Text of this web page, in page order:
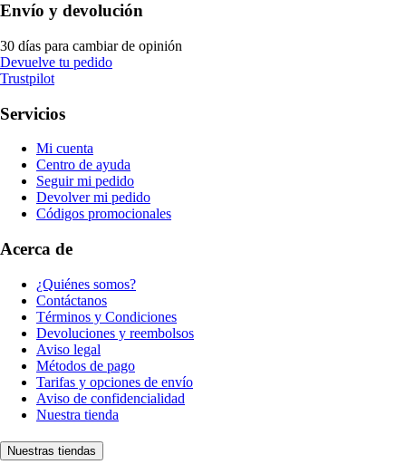
Envío y devolución
30 días para cambiar de opinión
Devuelve tu pedido
Trustpilot
Servicios
Mi cuenta
Centro de ayuda
Seguir mi pedido
Devolver mi pedido
Códigos promocionales
Acerca de
¿Quiénes somos?
Contáctanos
Términos y Condiciones
Devoluciones y reembolsos
Aviso legal
Métodos de pago
Tarifas y opciones de envío
Aviso de confidencialidad
Nuestra tienda
Nuestras tiendas